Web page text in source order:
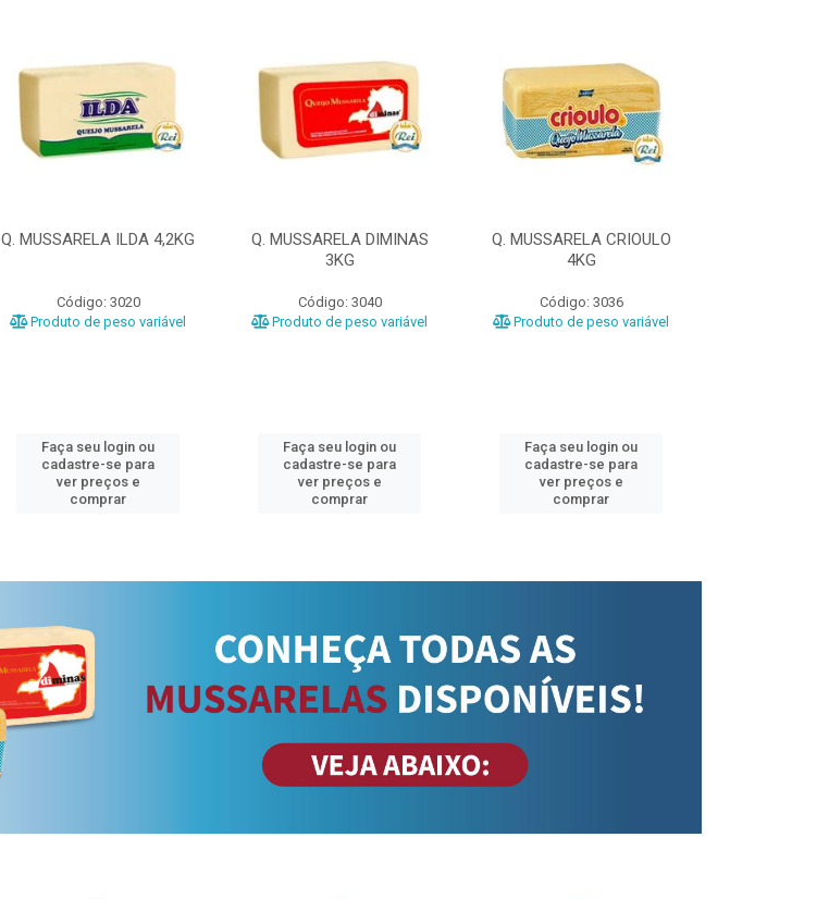
Q. MUSSARELA ILDA 4,2KG
Código: 3020
Produto de peso variável
Faça seu login ou
cadastre-se para
ver preços e
comprar
Q. MUSSARELA DIMINAS
3KG
Código: 3040
Produto de peso variável
Faça seu login ou
cadastre-se para
ver preços e
comprar
Q. MUSSARELA CRIOULO
4KG
Código: 3036
Produto de peso variável
Faça seu login ou
cadastre-se para
ver preços e
comprar